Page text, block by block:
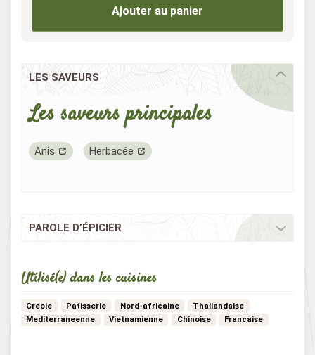
Ajouter au panier
LES SAVEURS
Les saveurs principales
Anis Herbacée
PAROLE D’ÉPICIER
Utilisé(e) dans les cuisines
Creole Patisserie Nord-africaine
Thailandaise
Mediterraneenne
Vietnamienne Chinoise
Francaise